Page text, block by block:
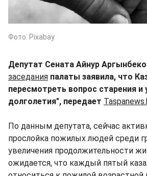
Фото: Pixabay
Депутат Сената Айнур
заседания палаты заявила, что
пересмотреть вопрос старения и
долголетия", передает
По данным депутата, сейчас
прослойка пожилых людей среди
увеличения продолжительности
ожидается, что каждый пятый